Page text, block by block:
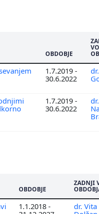
OBDOBJE
1.7.2019 -
30.6.2022
1.7.2019 -
30.6.2022
dr.
OBDOBJE
ZADNJI
1.1.2018 -
dr. Vita